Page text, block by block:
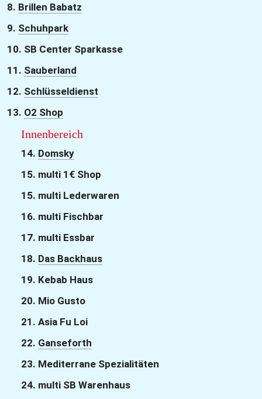
8. Brillen Babatz
9. Schuhpark
10. SB Center Sparkasse
11. Sauberland
12. Schlüsseldienst
13. O2 Shop
Innenbereich
14. Domsky
15. multi 1€ Shop
15. multi Lederwaren
16. multi Fischbar
17. multi Essbar
18. Das Backhaus
19. Kebab Haus
20. Mio Gusto
21. Asia Fu Loi
22. Ganseforth
23. Mediterrane Spezialitäten
24. multi SB Warenhaus